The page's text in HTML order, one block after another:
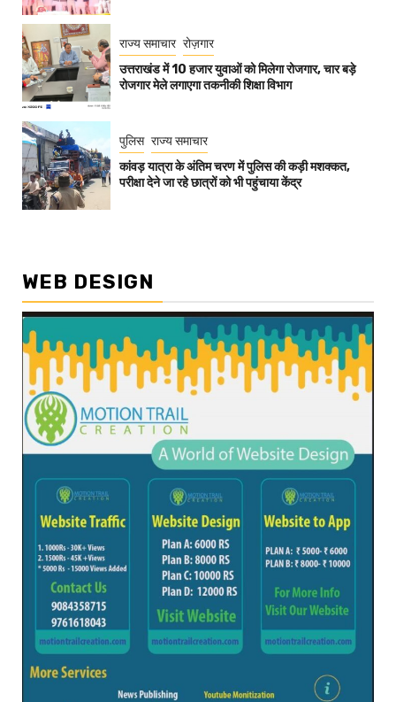
राज्य समाचार रोज़गार
उत्तराखंड में 10 हजार युवाओं को मिलेगा रोजगार, चार बड़े
रोजगार मेले लगाएगा तकनीकी शिक्षा विभाग
पुलिस राज्य समाचार
कांवड़ यात्रा के अंतिम चरण में पुलिस की कड़ी मशक्कत,
परीक्षा देने जा रहे छात्रों को भी पहुंचाया केंद्र
WEB DESIGN